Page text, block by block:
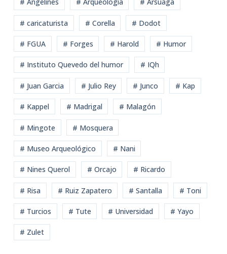
# Angelines # Arqueología # Arsuaga
# caricaturista # Corella # Dodot
# FGUA # Forges # Harold # Humor
# Instituto Quevedo del humor # IQh
# Juan Garcia # Julio Rey # Junco # Kap
# Kappel # Madrigal # Malagón
# Mingote # Mosquera
# Museo Arqueológico # Nani
# Nines Querol # Orcajo # Ricardo
# Risa # Ruiz Zapatero # Santalla # Toni
# Turcios # Tute # Universidad # Yayo
# Zulet